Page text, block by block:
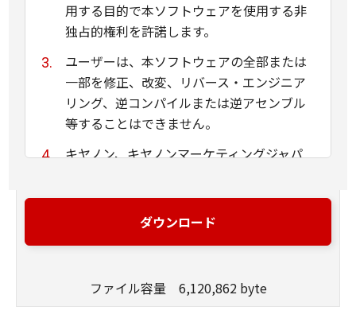
用する目的で本ソフトウェアを使用する非
独占的権利を許諾します。
ユーザーは、本ソフトウェアの全部または
一部を修正、改変、リバース・エンジニア
リング、逆コンパイルまたは逆アセンブル
等することはできません。
キヤノン、キヤノンマーケティングジャパ
は、本ソフトウェアがユーザーの特定の目
的のために適当であること、もしくは有用
ていかなる保証もいたしません。
キヤノン、キヤノンマーケティングジャパ
ダウンロード
ファイル容量 6,120,862 byte